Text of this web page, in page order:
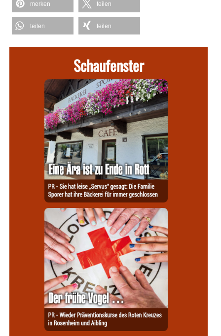
merken teilen
teilen teilen
Schaufenster